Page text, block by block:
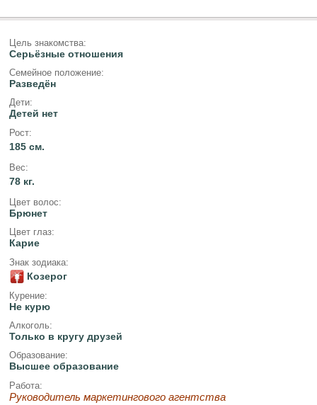
Цель знакомства:
Серьёзные отношения
Семейное положение:
Разведён
Дети:
Детей нет
Рост:
185 см.
Вес:
78 кг.
Цвет волос:
Брюнет
Цвет глаз:
Карие
Знак зодиака:
Козерог
Курение:
Не курю
Алкоголь:
Только в кругу друзей
Образование:
Высшее образование
Работа:
Руководитель маркетингового агентства